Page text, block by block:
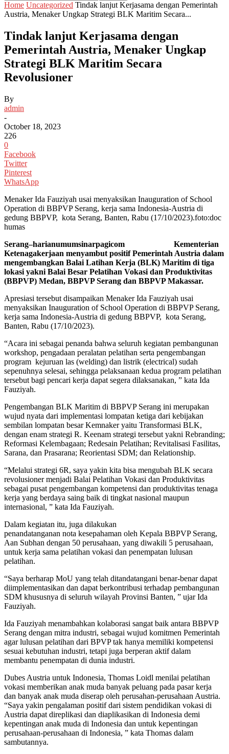
Home Uncategorized Tindak lanjut Kerjasama dengan Pemerintah
Austria, Menaker Ungkap Strategi BLK Maritim Secara...
Tindak lanjut Kerjasama dengan
Pemerintah Austria, Menaker Ungkap
Strategi BLK Maritim Secara
Revolusioner
By
admin
-
October 18, 2023
226
0
Facebook
Twitter
Pinterest
WhatsApp
Menaker Ida Fauziyah usai menyaksikan Inauguration of School
Operation di BBPVP Serang, kerja sama Indonesia-Austria di
gedung BBPVP, kota Serang, Banten, Rabu (17/10/2023).foto:doc
humas
Serang–harianumumsinarpagicom Kementerian
Ketenagakerjaan menyambut positif Pemerintah Austria dalam
mengembangkan Balai Latihan Kerja (BLK) Maritim di tiga
lokasi yakni Balai Besar Pelatihan Vokasi dan Produktivitas
(BBPVP) Medan, BBPVP Serang dan BBPVP Makassar.
Apresiasi tersebut disampaikan Menaker Ida Fauziyah usai
menyaksikan Inauguration of School Operation di BBPVP Serang,
kerja sama Indonesia-Austria di gedung BBPVP, kota Serang,
Banten, Rabu (17/10/2023).
“Acara ini sebagai penanda bahwa seluruh kegiatan pembangunan
workshop, pengadaan peralatan pelatihan serta pengembangan
program kejuruan las (welding) dan listrik (electrical) sudah
sepenuhnya selesai, sehingga pelaksanaan kedua program pelatihan
tersebut bagi pencari kerja dapat segera dilaksanakan, ” kata Ida
Fauziyah.
Pengembangan BLK Maritim di BBPVP Serang ini merupakan
wujud nyata dari implementasi lompatan ketiga dari kebijakan
sembilan lompatan besar Kemnaker yaitu Transformasi BLK,
dengan enam strategi R. Keenam strategi tersebut yakni Rebranding;
Reformasi Kelembagaan; Redesain Pelatihan; Revitalisasi Fasilitas,
Sarana, dan Prasarana; Reorientasi SDM; dan Relationship.
“Melalui strategi 6R, saya yakin kita bisa mengubah BLK secara
revolusioner menjadi Balai Pelatihan Vokasi dan Produktivitas
sebagai pusat pengembangan kompetensi dan produktivitas tenaga
kerja yang berdaya saing baik di tingkat nasional maupun
internasional, ” kata Ida Fauziyah.
Dalam kegiatan itu, juga dilakukan
penandatanganan nota kesepahaman oleh Kepala BBPVP Serang,
Aan Subhan dengan 50 perusahaan, yang diwakili 5 perusahaan,
untuk kerja sama pelatihan vokasi dan penempatan lulusan
pelatihan.
“Saya berharap MoU yang telah ditandatangani benar-benar dapat
diimplementasikan dan dapat berkontribusi terhadap pembangunan
SDM khususnya di seluruh wilayah Provinsi Banten, ” ujar Ida
Fauziyah.
Ida Fauziyah menambahkan kolaborasi sangat baik antara BBPVP
Serang dengan mitra industri, sebagai wujud komitmen Pemerintah
agar lulusan pelatihan dari BPVP tak hanya memiliki kompetensi
sesuai kebutuhan industri, tetapi juga berperan aktif dalam
membantu penempatan di dunia industri.
Dubes Austria untuk Indonesia, Thomas Loidl menilai pelatihan
vokasi memberikan anak muda banyak peluang pada pasar kerja
dan banyak anak muda diserap oleh perusahan-perusahaan Austria.
“Saya yakin pengalaman positif dari sistem pendidikan vokasi di
Austria dapat direplikasi dan diaplikasikan di Indonesia demi
kepentingan anak muda di Indonesia dan untuk kepentingan
perusahaan-perusahaan di Indonesia, ” kata Thomas dalam
sambutannya.